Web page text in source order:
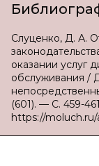
Слуценко, Д. А.
оказании услуг
обслуживания /
(601). — С. 459-
https://moluch.ru/